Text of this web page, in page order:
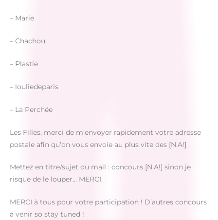
– Marie
– Chachou
– Plastie
– louliedeparis
– La Perchée
Les Filles, merci de m’envoyer rapidement votre adresse
postale afin qu’on vous envoie au plus vite des [N.A!]
Mettez en titre/sujet du mail : concours [N.A!] sinon je
risque de le louper… MERCI
MERCI à tous pour votre participation ! D’autres concours
à venir so stay tuned !